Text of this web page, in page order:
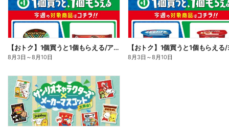
【おトク】1個買うと1個もらえる/アイス
8月3日 ～8月10日 8月3日 ～8月10日